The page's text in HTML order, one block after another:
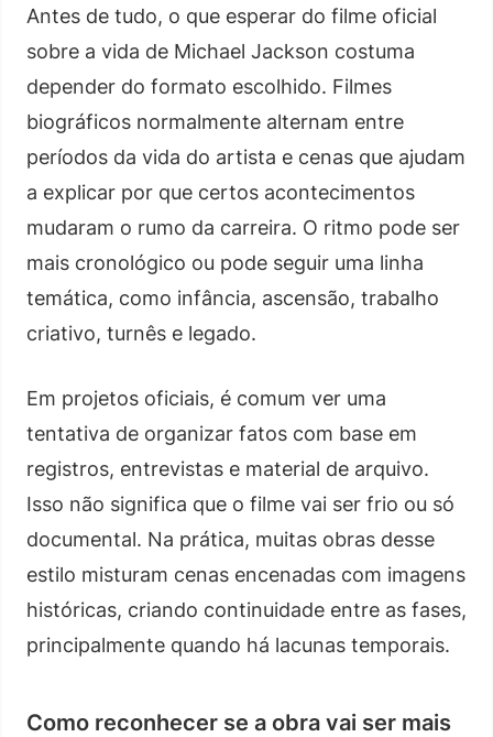
Antes de tudo, o que esperar do filme oficial
sobre a vida de Michael Jackson costuma
depender do formato escolhido. Filmes
biográficos normalmente alternam entre
períodos da vida do artista e cenas que ajudam
a explicar por que certos acontecimentos
mudaram o rumo da carreira. O ritmo pode ser
mais cronológico ou pode seguir uma linha
temática, como infância, ascensão, trabalho
criativo, turnês e legado.
Em projetos oficiais, é comum ver uma
tentativa de organizar fatos com base em
registros, entrevistas e material de arquivo.
Isso não significa que o filme vai ser frio ou só
documental. Na prática, muitas obras desse
estilo misturam cenas encenadas com imagens
históricas, criando continuidade entre as fases,
principalmente quando há lacunas temporais.
Como reconhecer se a obra vai ser mais